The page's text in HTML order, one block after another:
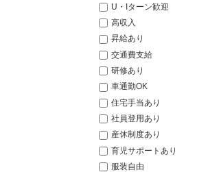
U・Iターン歓迎
高収入
昇給あり
交通費支給
研修あり
車通勤OK
住宅手当あり
社員登用あり
産休制度あり
育児サポートあり
服装自由